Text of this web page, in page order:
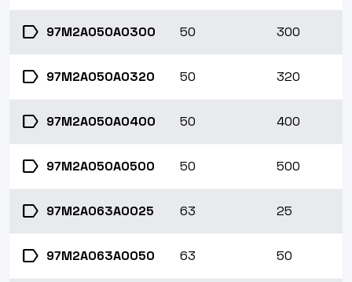
label 97M2A050A0300 50 300
label 97M2A050A0320 50 320
label 97M2A050A0400 50 400
label 97M2A050A0500 50 500
label 97M2A063A0025 63 25
label 97M2A063A0050 63 50